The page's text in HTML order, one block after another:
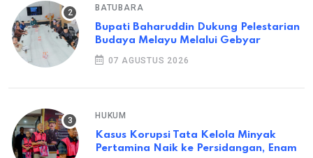
BATUBARA
Bupati Baharuddin Dukung Pelestarian
Budaya Melayu Melalui Gebyar
07 AGUSTUS 2026
HUKUM
Kasus Korupsi Tata Kelola Minyak
Pertamina Naik ke Persidangan, Enam